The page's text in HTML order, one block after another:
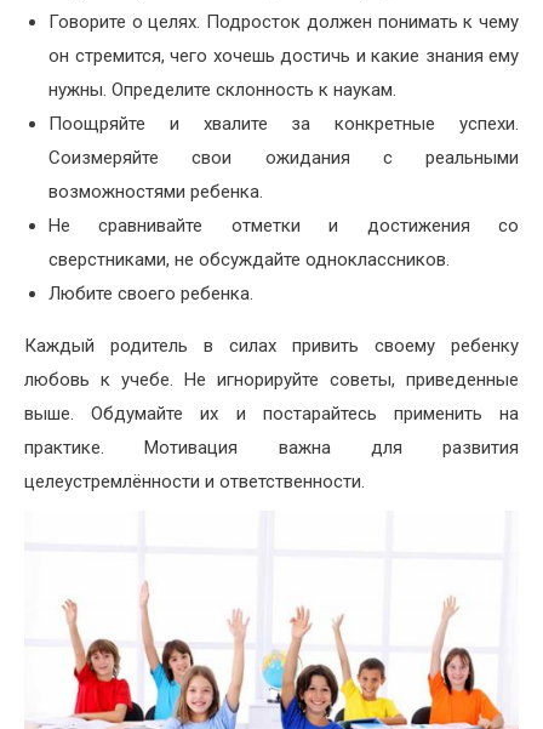
Говорите о целях. Подросток должен понимать к чему
он стремится, чего хочешь достичь и какие знания ему
нужны. Определите склонность к наукам.
Поощряйте и хвалите за конкретные успехи.
Соизмеряйте свои ожидания с реальными
возможностями ребенка.
Не сравнивайте отметки и достижения со
сверстниками, не обсуждайте одноклассников.
Любите своего ребенка.
Каждый родитель в силах привить своему ребенку
любовь к учебе. Не игнорируйте советы, приведенные
выше. Обдумайте их и постарайтесь применить на
практике. Мотивация важна для развития
целеустремлённости и ответственности.